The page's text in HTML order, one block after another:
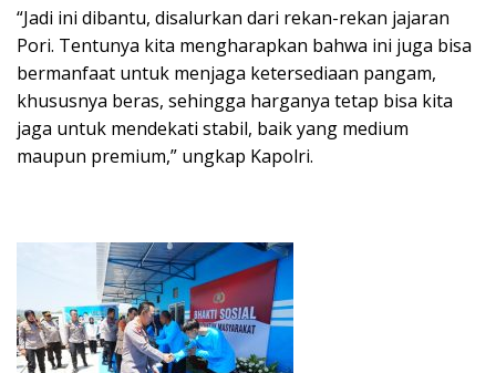
“Jadi ini dibantu, disalurkan dari rekan-rekan jajaran
Pori. Tentunya kita mengharapkan bahwa ini juga bisa
bermanfaat untuk menjaga ketersediaan pangam,
khususnya beras, sehingga harganya tetap bisa kita
jaga untuk mendekati stabil, baik yang medium
maupun premium,” ungkap Kapolri.